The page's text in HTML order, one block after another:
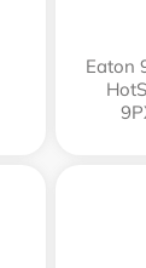
Eaton